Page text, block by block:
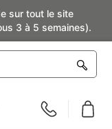
sur tout le site
3 à 5 semaines).